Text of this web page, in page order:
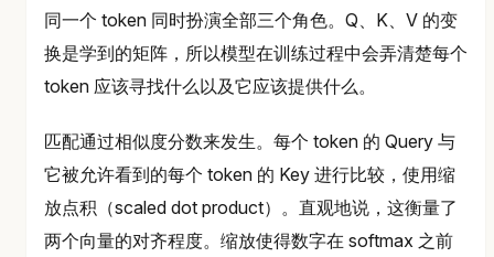
同一个 token 同时扮演全部三个角色。Q、K、V 的变
换是学到的矩阵，所以模型在训练过程中会弄清楚每个
token 应该寻找什么以及它应该提供什么。
匹配通过相似度分数来发生。每个 token 的 Query 与
它被允许看到的每个 token 的 Key 进行比较，使用缩
放点积（scaled dot product）。直观地说，这衡量了
两个向量的对齐程度。缩放使得数字在 softmax 之前